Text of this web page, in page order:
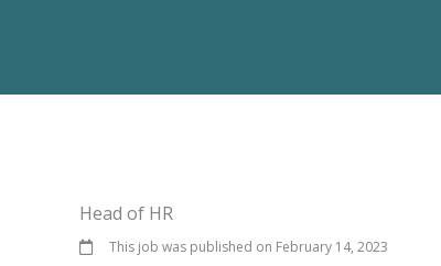
Head of HR
This job was published on February 14, 2023